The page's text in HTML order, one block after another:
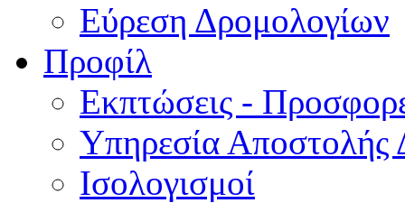
Εύρεση Δρομολογίων
Προφίλ
Εκπτώσεις -
Υπηρεσία Αποστολής
Ισολογισμοί